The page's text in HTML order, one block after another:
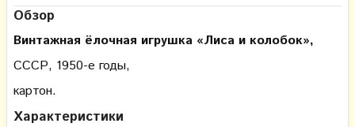
Обзор
Винтажная ёлочная игрушка «Лиса и колобок»,
СССР, 1950-е годы,
картон.
Характеристики